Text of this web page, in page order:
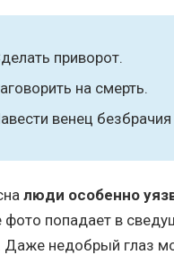
приворот.
на смерть.
венец безбрачия
люди особенно
фото попадает в
недобрый глаз